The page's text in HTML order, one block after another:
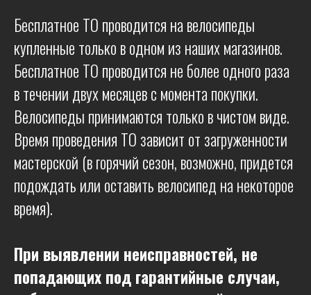
Бесплатное ТО проводится на велосипеды
купленные только в одном из наших магазинов.
Бесплатное ТО проводится не более одного раза
в течении двух месяцев с момента покупки.
Велосипеды принимаются только в чистом виде.
Время проведения ТО зависит от загруженности
мастерской (в горячий сезон, возможно, придется
подождать или оставить велосипед на некоторое
время).
При выявлении неисправностей, не
попадающих под гарантийные случаи,